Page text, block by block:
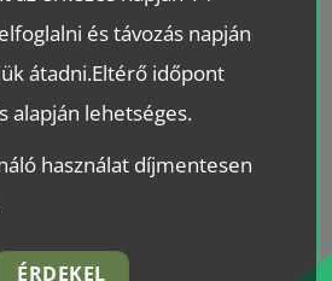
és távozás napján
átadni.Eltérő időpont
alapján lehetséges.
használat díjmentesen
ÉRDEKEL